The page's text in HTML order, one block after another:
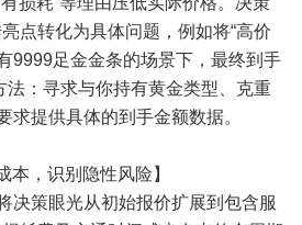
点转化为具体问题，例如将“高价
9999足金金条的场景下，最终到手
法：寻求与你持有黄金类型、克重
求提供具体的到手金额数据。
本，识别隐性风险】
决策眼光从初始报价扩展到包含服